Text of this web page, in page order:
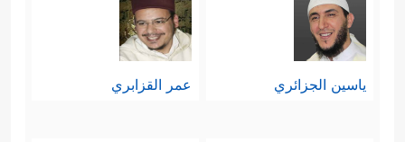
ياسين الجزائري عمر القزابري